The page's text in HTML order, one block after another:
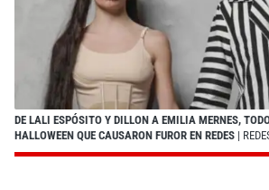
DE LALI ESPÓSITO Y DILLON A EMILIA MERNES,
HALLOWEEN QUE CAUSARON FUROR EN REDES |